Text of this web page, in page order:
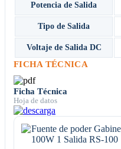
Potencia de Salida
Tipo de Salida
Voltaje de Salida DC
FICHA TÉCNICA
Ficha Técnica
Hoja de datos